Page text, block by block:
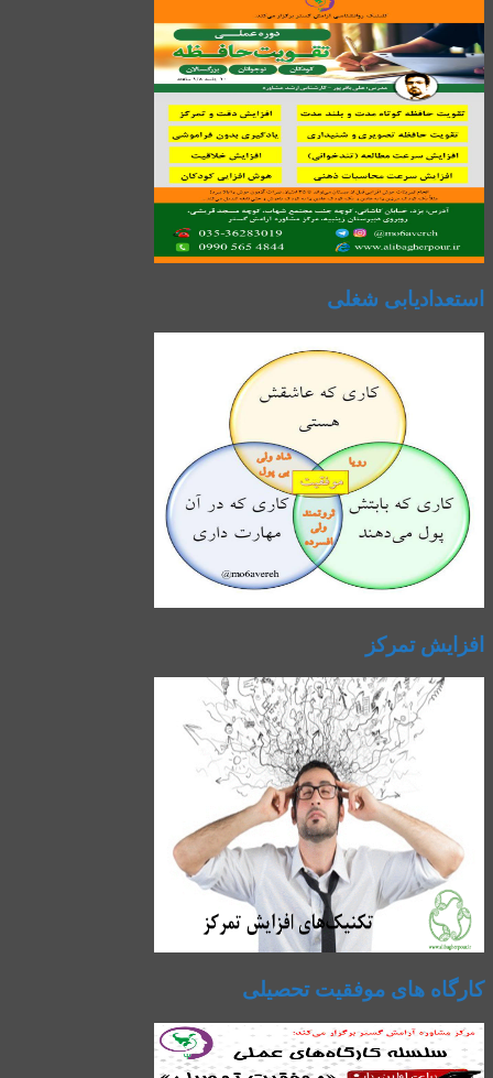
استعدادیابی شغلی
افزایش تمرکز
کارگاه های موفقیت تحصیلی